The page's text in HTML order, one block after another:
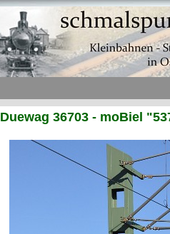
Duewag 36703 - moBiel